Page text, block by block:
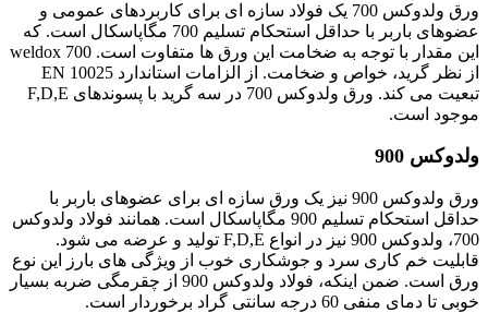
ورق ولدوکس 700 یک فولاد سازه ای برای کاربردهای عمومی و
عضوهای باربر با حداقل استحکام تسلیم 700 مگاپاسکال است. که
این مقدار با توجه به ضخامت این ورق ها متفاوت است. weldox 700
از نظر گرید، خواص و ضخامت. از الزامات استاندارد EN 10025
تبعیت می کند. ورق ولدوکس 700 در سه گرید با پسوندهای F,D,E
موجود است.
ولدوکس 900
ورق ولدوکس 900 نیز یک ورق سازه ای برای عضوهای باربر با
حداقل استحکام تسلیم 900 مگاپاسکال است. همانند فولاد ولدوکس
700، ولدوکس 900 نیز در انواع F,D,E تولید و عرضه می شود.
قابلیت خم کاری سرد و جوشکاری خوب از ویژگی های بارز این نوع
ورق است. ضمن اینکه، فولاد ولدوکس 900 از چقرمگی ضربه بسیار
خوبی تا دمای منفی 60 درجه سانتی گراد برخوردار است.